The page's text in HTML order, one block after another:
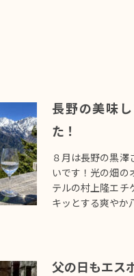
長野の美味
た！
８月は長野の黒
いです！光の畑の
テルの村上隆エチ
キッとする爽やか
父の日もエス